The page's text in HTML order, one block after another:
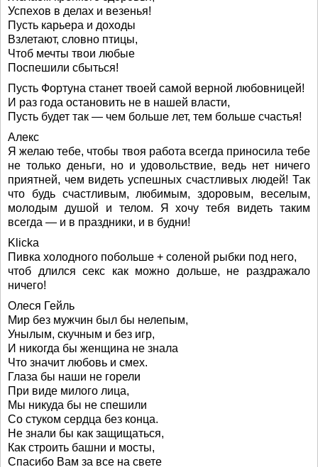
Успехов в делах и везенья!
Пусть карьера и доходы
Взлетают, словно птицы,
Чтоб мечты твои любые
Поспешили сбыться!
Пусть Фортуна станет твоей самой верной любовницей!
И раз года остановить не в нашей власти,
Пусть будет так — чем больше лет, тем больше счастья!
Алекс
Я желаю тебе, чтобы твоя работа всегда приносила тебе
не только деньги, но и удовольствие, ведь нет ничего
приятней, чем видеть успешных счастливых людей! Так
что будь счастливым, любимым, здоровым, веселым,
молодым душой и телом. Я хочу тебя видеть таким
всегда — и в праздники, и в будни!
Klicka
Пивка холодного побольше + соленой рыбки под него,
чтоб длился секс как можно дольше, не раздражало
ничего!
Олеся Гейль
Мир без мужчин был бы нелепым,
Унылым, скучным и без игр,
И никогда бы женщина не знала
Что значит любовь и смех.
Глаза бы наши не горели
При виде милого лица,
Мы никуда бы не спешили
Со стуком сердца без конца.
Не знали бы как защищаться,
Как строить башни и мосты,
Спасибо Вам за все на свете